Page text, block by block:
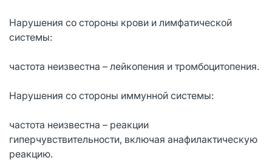
Нарушения со стороны крови и лимфатической
системы:
частота неизвестна – лейкопения и тромбоцитопения.
Нарушения со стороны иммунной системы:
частота неизвестна – реакции
гиперчувствительности, включая анафилактическую
реакцию.